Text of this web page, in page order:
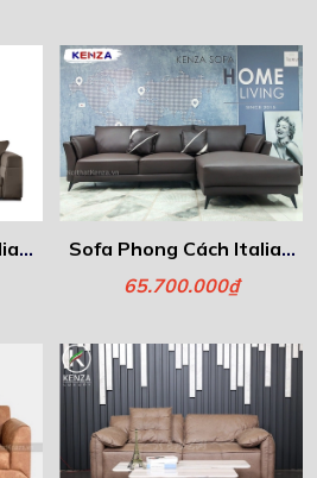
-
Sofa Phong Cách Italia -
Amber
65.700.000₫